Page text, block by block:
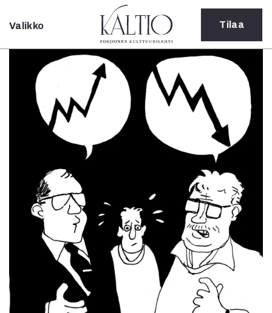
Sulje
Kategoriat
Verkkoartikkeli
Teatteri
Tanssi
Tanssi
Oulu2026
Näyttelyt
Musiikki
Levyt
Kuvataide
In English
Esitystaide
Valikko Tilaa